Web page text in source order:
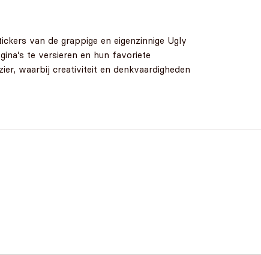
van de grappige en eigenzinnige Ugly
te versieren en hun favoriete
waarbij creativiteit en denkvaardigheden